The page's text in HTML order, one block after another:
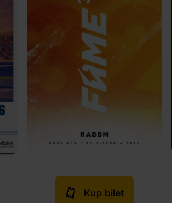
Kup bilet